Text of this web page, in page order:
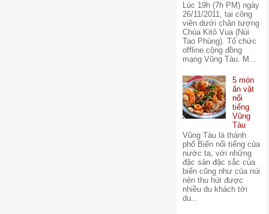
Lúc 19h (7h PM) ngày
26/11/2011, tại công
viên dưới chân tượng
Chúa Kitô Vua (Núi
Tao Phùng). Tổ chức
offline cộng đồng
mạng Vũng Tàu. M...
5 món
ăn vặt
nổi
tiếng
Vũng
Tàu
Vũng Tàu là thành
phố Biển nổi tiếng của
nước ta, với những
đặc sản đặc sắc của
biển cũng như của núi
nên thu hút được
nhiều du khách tới
du...